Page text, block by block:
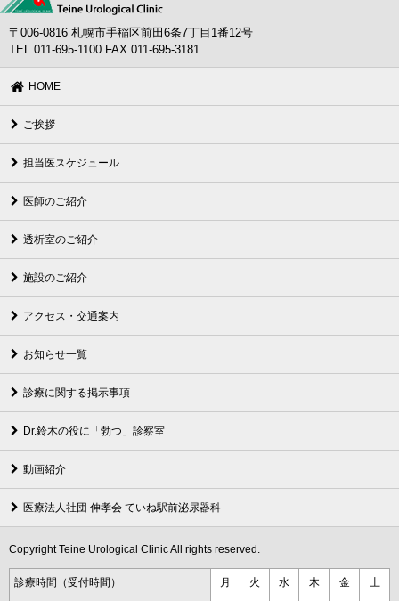
〒006-0816 札幌市手稲区前田6条7丁目1番12号
TEL 011-695-1100 FAX 011-695-3181
HOME
ご挨拶
担当医スケジュール
医師のご紹介
透析室のご紹介
施設のご紹介
アクセス・交通案内
お知らせ一覧
診療に関する掲示事項
Dr.鈴木の役に「勃つ」診察室
動画紹介
医療法人社団 伸孝会 ていね駅前泌尿器科
Copyright Teine Urological Clinic All rights reserved.
診療時間（受付時間） 月 火 水 木 金 土